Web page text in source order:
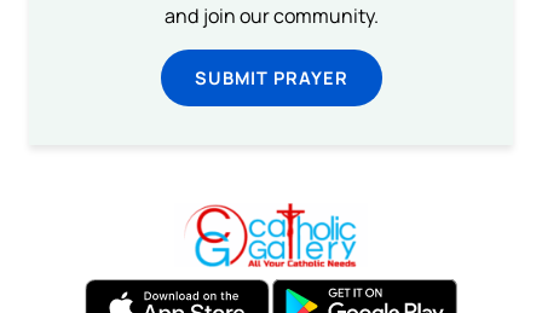
and join our community.
SUBMIT PRAYER